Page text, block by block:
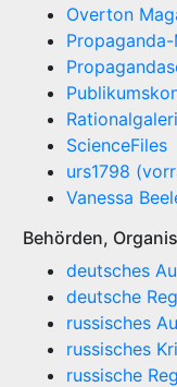
Overton
ScienceFiles
urs1798
Vanessa
Behörden,
deutsches
deutsche
russisches
russisches
russische